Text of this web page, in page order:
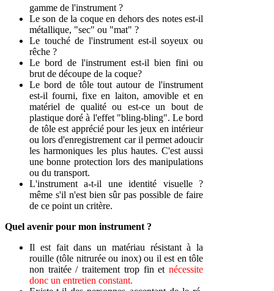
gamme de l'instrument ?
Le son de la coque en dehors des notes est-il
métallique, "sec" ou "mat" ?
Le touché de l'instrument est-il soyeux ou
rêche ?
Le bord de l'instrument est-il bien fini ou
brut de découpe de la coque?
Le bord de tôle tout autour de l'instrument
est-il fourni, fixe en laiton, amovible et en
matériel de qualité ou est-ce un bout de
plastique doré à l'effet "bling-bling". Le bord
de tôle est apprécié pour les jeux en intérieur
ou lors d'enregistrement car il permet adoucir
les harmoniques les plus hautes. C'est aussi
une bonne protection lors des manipulations
ou du transport.
L'instrument a-t-il une identité visuelle ?
même s'il n'est bien sûr pas possible de faire
de ce point un critère.
Quel avenir pour mon instrument ?
Il est fait dans un matériau résistant à la
rouille (tôle nitrurée ou inox) ou il est en tôle
non traitée / traitement trop fin et nécessite
donc un entretien constant.